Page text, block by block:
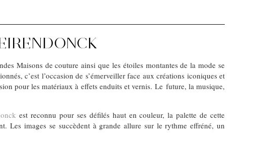
Maisons de couture ainsi que les étoiles montantes de la mode se
c’est l’occasion de s’émerveiller face aux créations iconiques et
pour les matériaux à effets enduits et vernis. Le future, la musique,
est reconnu pour ses défilés haut en couleur, la palette de cette
Les images se succèdent à grande allure sur le rythme effréné, un